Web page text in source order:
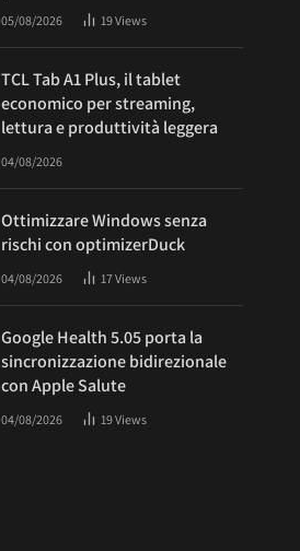
05/08/2026 19Views
TCL Tab A1 Plus, il tablet
economico per streaming,
lettura e produttività leggera
04/08/2026
Ottimizzare Windows senza
rischi con optimizerDuck
04/08/2026 17Views
Google Health 5.05 porta la
sincronizzazione bidirezionale
con Apple Salute
04/08/2026 19Views